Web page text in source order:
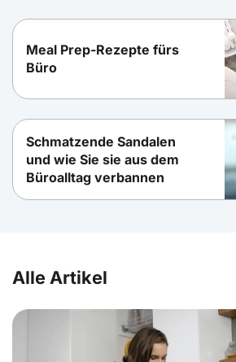
Meal Prep-Rezepte fürs
Büro
Schmatzende Sandalen
und wie Sie sie aus dem
Büroalltag verbannen
Alle Artikel